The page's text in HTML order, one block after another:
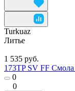
Turkuaz
Литье
1 535 руб.
173TP SV FF
0
0